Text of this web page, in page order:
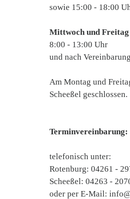
sowie 15:00 - 18:00
Mittwoch und Freitag
8:00 - 13:00 Uhr
und nach Vereinbarung
Am Montag und
Scheeßel geschlossen.
Terminvereinbarung:
telefonisch unter:
Rotenburg: 04261 -
Scheeßel: 04263 -
oder per E-Mail: